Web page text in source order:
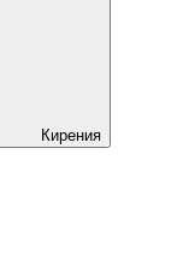
Кирения